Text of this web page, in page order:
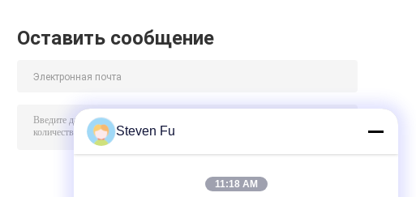
Оставить сообщение
Steven Fu
11:18 AM